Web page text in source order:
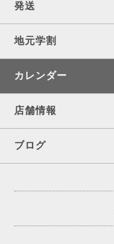
発送
地元学割
カレンダー
店舗情報
ブログ